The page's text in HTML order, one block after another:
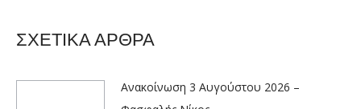
ΣΧΕΤΙΚΑ ΑΡΘΡΑ
Ανακοίνωση 3 Αυγούστου 2026 –